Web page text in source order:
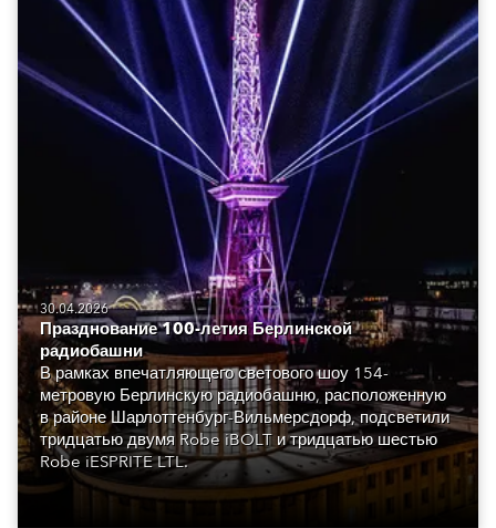
30.04.2026
Празднование 100-летия Берлинской
радиобашни
В рамках впечатляющего светового шоу 154-
метровую Берлинскую радиобашню, расположенную
в районе Шарлоттенбург-Вильмерсдорф, подсветили
тридцатью двумя Robe iBOLT и тридцатью шестью
Robe iESPRITE LTL.